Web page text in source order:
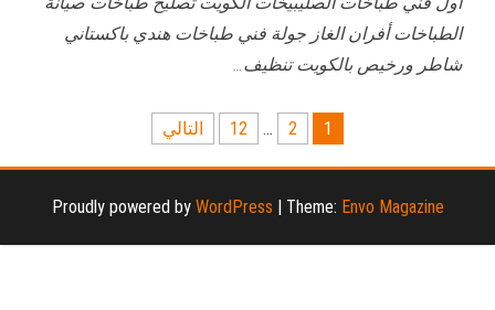
الطباخات أفران الغاز جولة فني طباخات هندي باكستاني
شاطر ورخيص بالكويت تنظيف…
صفحات
المقالات
1
2
…
12 التالي
Proudly powered by WordPress | Theme: Envo Magazine